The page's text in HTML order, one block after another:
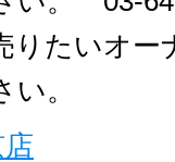
りたいオー
。